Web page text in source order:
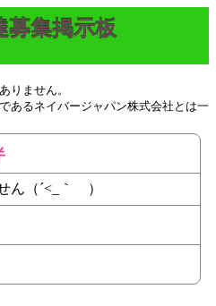
募集掲示板
りません。
あるネイバージャパン株式会社とは一
ん（´<_｀ ）